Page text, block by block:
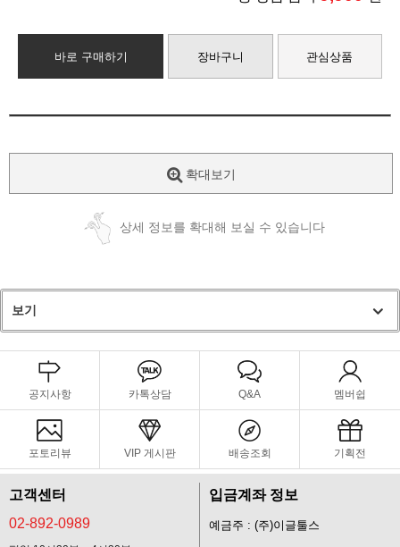
바로 구매하기 장바구니 관심상품
확대보기
상세 정보를 확대해 보실 수 있습니다
보기
공지사항 카톡상담 Q&A 멤버쉽
포토리뷰 VIP 게시판 배송조회 기획전
고객센터
02-892-0989
입금계좌 정보
예금주 : (주)이글툴스